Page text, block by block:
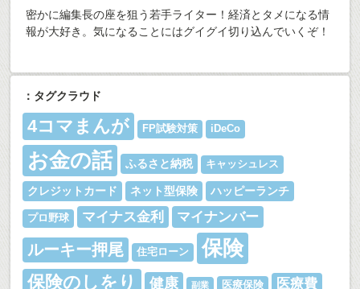
密かに編集長の座を狙う若手ライター！経済とタメになる情
報が大好き。気になることにはグイグイ切り込んでいくぞ！
：タグクラウド
4コマまんが FP試験対策 iDeCo
お金の話 ふるさと納税 キャッシュレス
クレジットカード ネット型保険 ハッピーランチ
プロ野球 マイナス金利 マイナンバー
ルーキー押尾 住宅ローン 保険
保険のしをり 健康 副業 医療保険 医療費